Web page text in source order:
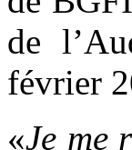
de
février
«Je me